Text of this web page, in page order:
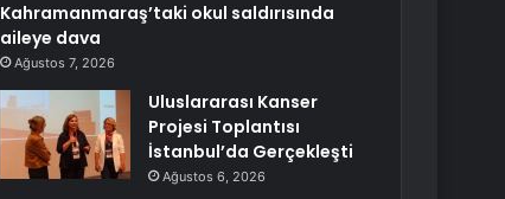
Kahramanmaraş’taki okul saldırısında
aileye dava
Ağustos 7, 2026
Uluslararası Kanser
Projesi Toplantısı
İstanbul’da Gerçekleşti
Ağustos 6, 2026